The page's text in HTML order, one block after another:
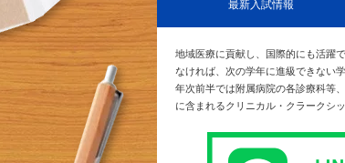
最新入試情報
地域医療に貢献し、国際的にも活躍
なければ、次の学年に進級できない
年次前半では附属病院の各診療科等
に含まれるクリニカル・クラークシ